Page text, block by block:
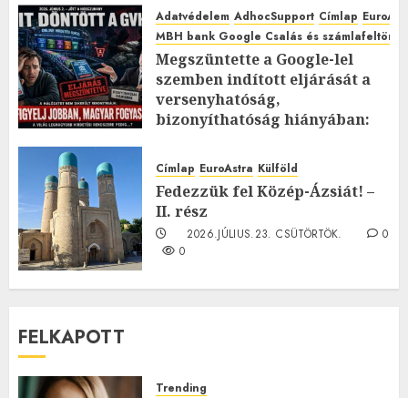
Adatvédelem AdhocSupport Címlap
MBH bank Google Csalás és
Megszüntette a Google-lel
szemben indított eljárását a
versenyhatóság,
bizonyíthatóság hiányában:
2026.JÚLIUS.23. CSÜTÖRTÖK.
0
Címlap EuroAstra Külföld
Fedezzük fel Közép-Ázsiát! –
II. rész
2026.JÚLIUS.23. CSÜTÖRTÖK.
0
0
FELKAPOTT
Trending